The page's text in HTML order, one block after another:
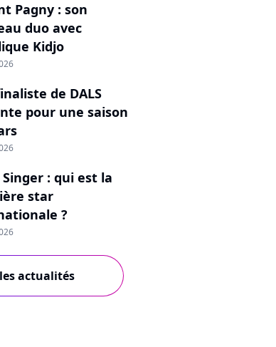
Pagny : son
duo avec
Kidjo
de DALS
pour une saison
: qui est la
star
?
actualités